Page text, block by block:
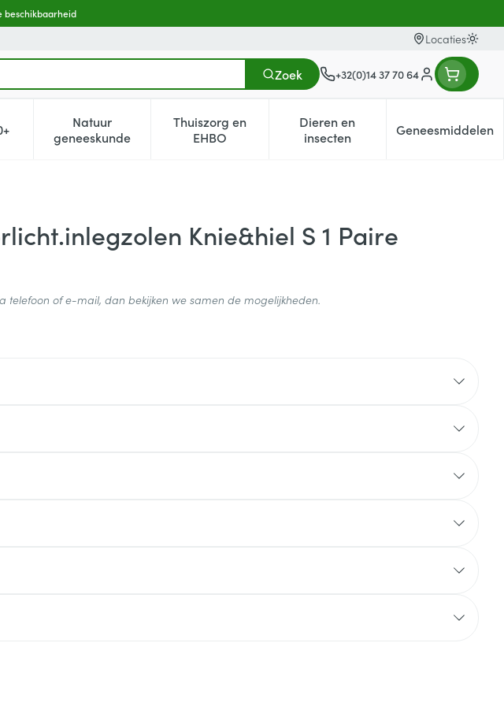
beschikbaarheid
Locaties
Zoek +32(0)14 37 70 64
Klant menu
categorieen kinderen categorie
submenu voor Vitaliteit 50+ categorie
Natuur
geneeskundeToon submenu voor Natuur geneeskunde categorie
Thuiszorg en
EHBOToon submenu voor Thuiszorg en EHBO categorie
Dieren en
insecten
Toon submenu voor Dieren en
Geneesmiddelen
Toon
Knie&hiel S 1 Paire
telefoon of e-mail, dan bekijken we samen de mogelijkheden.